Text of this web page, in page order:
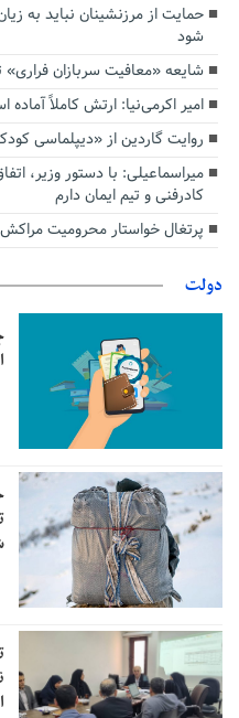
حمایت از مرزنشینان نباید به
شود
شایعه «معافیت سربازان
امیر اکرمی‌نیا: ارتش کاملاً آماده
روایت گاردین از «دیپلماسی
میراسماعیلی: با دستور وزیر،
کادرفنی و تیم ایمان دارم
پرتغال خواستار محرومیت مراکش از
دولت